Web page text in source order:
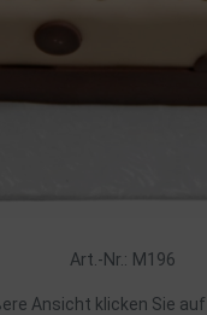
Art.-Nr.: M196
Ansicht klicken Sie